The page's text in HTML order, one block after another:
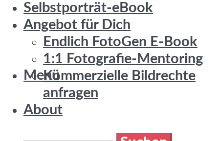
Selbstporträt-eBook
Angebot für Dich
Endlich FotoGen E-Book
1:1 Fotografie-Mentoring
Kommerzielle Bildrechte
anfragen
About
Menü